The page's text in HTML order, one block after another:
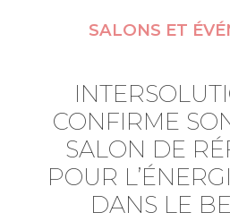
SALONS ET
CONFIRME
SALON DE
POUR
DANS LE